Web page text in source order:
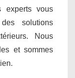
experts vous
solutions
Nous
et sommes